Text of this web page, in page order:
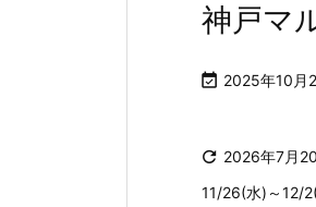
神戸マ
 2025年10月
 2026年7月
11/26(水)～12/